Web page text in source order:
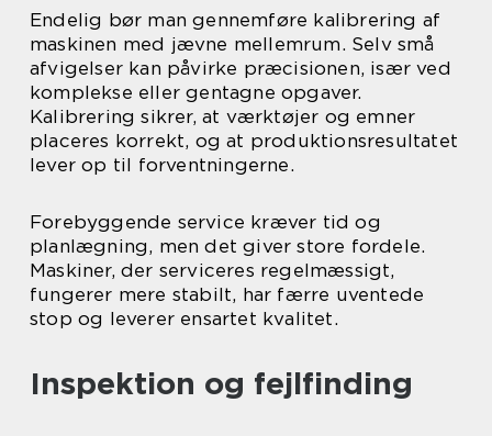
Endelig bør man gennemføre kalibrering af
maskinen med jævne mellemrum. Selv små
afvigelser kan påvirke præcisionen, især ved
komplekse eller gentagne opgaver.
Kalibrering sikrer, at værktøjer og emner
placeres korrekt, og at produktionsresultatet
lever op til forventningerne.
Forebyggende service kræver tid og
planlægning, men det giver store fordele.
Maskiner, der serviceres regelmæssigt,
fungerer mere stabilt, har færre uventede
stop og leverer ensartet kvalitet.
Inspektion og fejlfinding